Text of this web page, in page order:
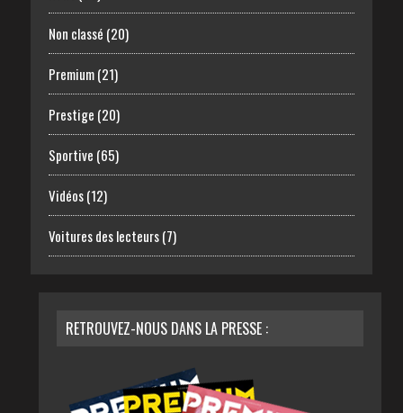
Non classé (20)
Premium(21)
Prestige (20)
Sportive (65)
Vidéos(12)
Voitures des lecteurs(7)
RETROUVEZ-NOUS DANS LA PRESSE :